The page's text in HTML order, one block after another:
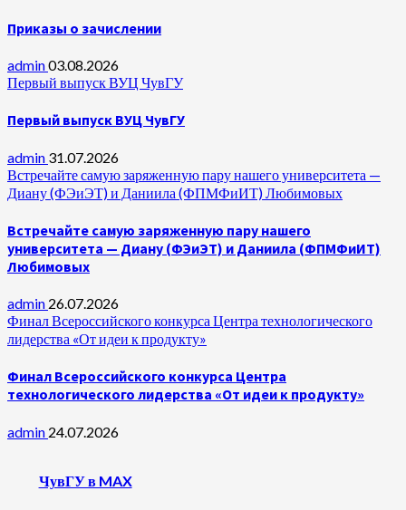
Приказы о зачислении
admin03.08.2026
Первый выпуск ВУЦ ЧувГУ
Первый выпуск ВУЦ ЧувГУ
admin 31.07.2026
Встречайте самую заряженную пару нашего университета —
Диану (ФЭиЭТ) и Даниила (ФПМФиИТ) Любимовых
Встречайте самую заряженную пару нашего
университета — Диану (ФЭиЭТ) и Даниила (ФПМФиИТ)
Любимовых
admin 26.07.2026
Финал Всероссийского конкурса Центра технологического
лидерства «От идеи к продукту»
Финал Всероссийского конкурса Центра
технологического лидерства «От идеи к продукту»
admin 24.07.2026
ЧувГУ в MAX